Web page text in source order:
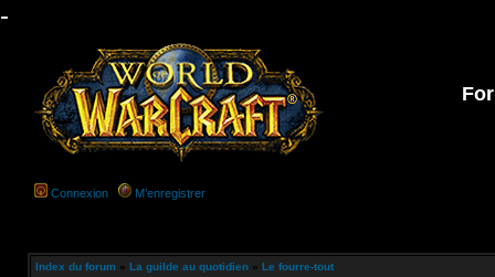
-
Connexion M’enregistrer
Index du forum » La guilde au quotidien » Le fourre-tout